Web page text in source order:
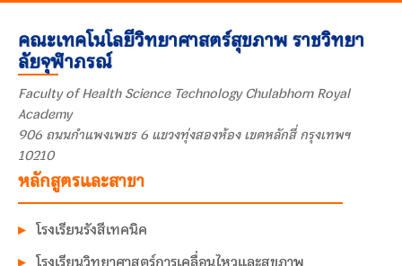
คณะเทคโนโลยีวิทยาศาสตร์สุขภาพ ราชวิทยา
ลัยจุฬาภรณ์
Faculty of Health Science Technology Chulabhorn Royal
Academy
906 ถนนกำแพงเพชร 6 แขวงทุ่งสองห้อง เขตหลักสี่ กรุงเทพฯ
10210
หลักสูตรและสาขา
โรงเรียนรังสีเทคนิค